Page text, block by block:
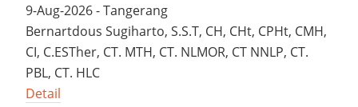
9-Aug-2026 - Tangerang
Bernartdous Sugiharto, S.S.T, CH, CHt, CPHt, CMH,
CI, C.ESTher, CT. MTH, CT. NLMOR, CT NNLP, CT.
PBL, CT. HLC
Detail